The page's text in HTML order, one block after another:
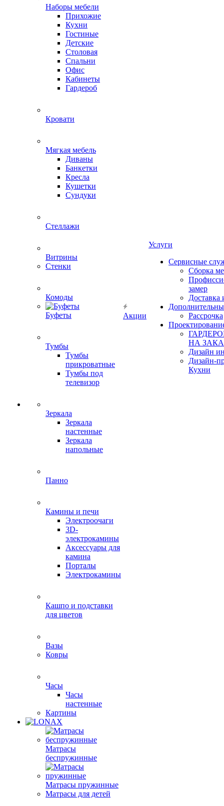
Наборы мебели
Прихожие
Кухни
Гостиные
Детские
Столовая
Спальни
Офис
Кабинеты
Гардероб
Кровати
Мягкая мебель
Диваны
Банкетки
Кресла
Кушетки
Сундуки
Стеллажи
Витрины
Стенки
Комоды
Буфеты
Тумбы
Тумбы
прикроватные
Тумбы под
телевизор
Зеркала
Зеркала
настенные
Зеркала
напольные
Панно
Камины и печи
Электроочаги
3D-
электрокамины
Аксессуары для
камина
Порталы
Электрокамины
Кашпо и подставки
для цветов
Вазы
Ковры
Часы
Часы
настенные
Картины
Матрасы
беспружинные
Матрасы пружинные
Матрасы для детей
Акции
Услуги
Сервисные
Сборка
замер
Доставка
Рассрочка
НА
Дизайн
Дизайн-
Кухни